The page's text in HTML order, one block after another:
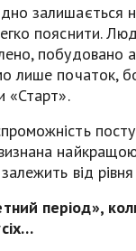
залишається
пояснити.
побудовано
лише початок,
«Старт».
від рівня
період»,